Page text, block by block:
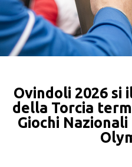
Ovindoli 2026 si
della Torcia
Giochi